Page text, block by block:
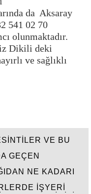
da Aksaray
541 02 70
olunmaktadır.
Dikili deki
ve sağlıklı
VE BU
GEÇEN
DEVRİDE
NE KADARI
İŞYERİ